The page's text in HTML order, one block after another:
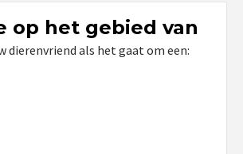
op het gebied van
dierenvriend als het gaat om een: